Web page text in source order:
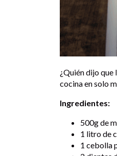
¿Quién dijo
cocina en solo
Ingredientes:
500g de
1 litro de
1 cebolla